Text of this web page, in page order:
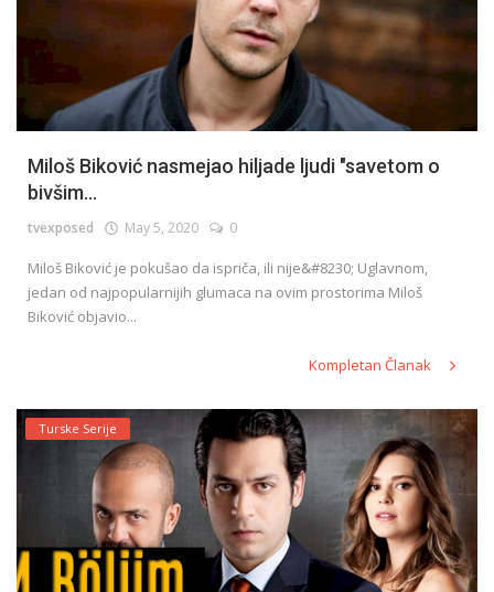
Miloš Biković nasmejao hiljade ljudi "savetom o
bivšim...
tvexposed May 5, 2020 0
Miloš Biković je pokušao da ispriča, ili nije&#8230; Uglavnom,
jedan od najpopularnijih glumaca na ovim prostorima Miloš
Biković objavio...
Kompletan Članak
Turske Serije